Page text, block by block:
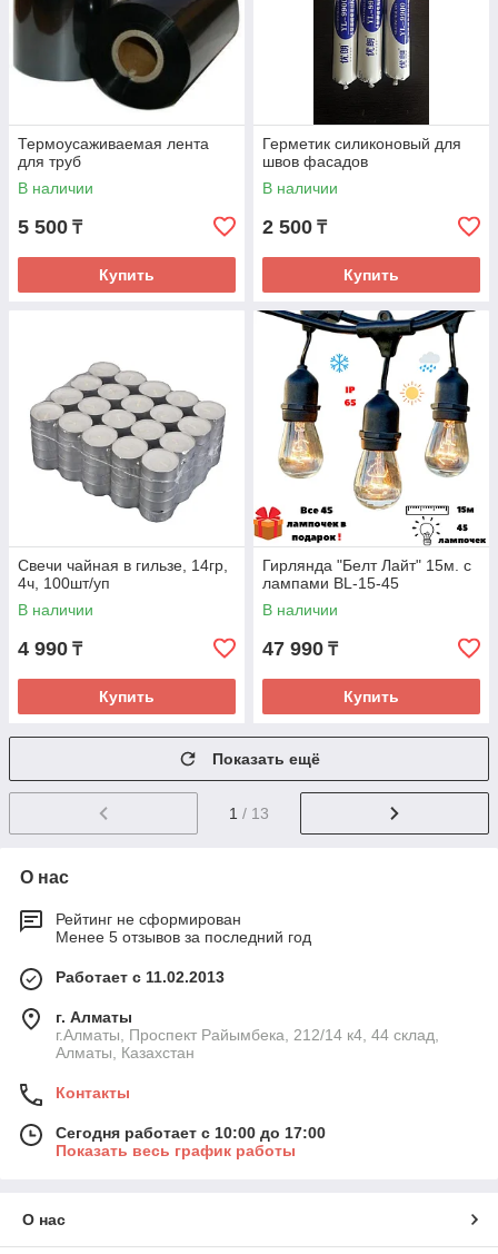
Термоусаживаемая лента
для труб
В наличии
5 500 ₸
Купить
Герметик силиконовый для
швов фасадов
В наличии
2 500 ₸
Купить
Свечи чайная в гильзе, 14гр,
4ч, 100шт/уп
В наличии
4 990 ₸
Купить
Гирлянда "Белт Лайт" 15м. с
лампами BL-15-45
В наличии
47 990 ₸
Купить
Показать ещё
1 / 13
О нас
Рейтинг не сформирован
Менее 5 отзывов за последний год
Работает с 11.02.2013
г. Алматы
г.Алматы, Проспект Райымбека, 212/14 к4, 44 склад,
Алматы, Казахстан
Контакты
Сегодня работает с 10:00 до 17:00
Показать весь график работы
О нас